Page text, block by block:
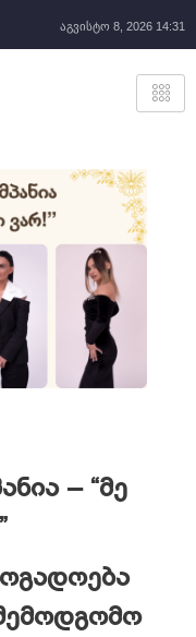
აგვისტო 8, 2026 14:31
– “მე